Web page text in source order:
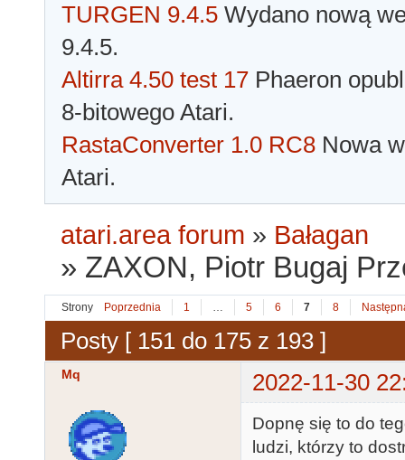
TURGEN 9.4.5 Wydano nową
9.4.5.
Altirra 4.50 test 17 Phaeron
8-bitowego Atari.
RastaConverter 1.0 RC8 Nowa
Atari.
atari.area forum » Bałagan
» ZAXON, Piotr Bugaj
Strony Poprzednia 1 … 5 6 7 8
Posty [ 151 do 175 z 193 ]
Mq 2022-11-30
Dopnę się to do
ludzi, którzy to